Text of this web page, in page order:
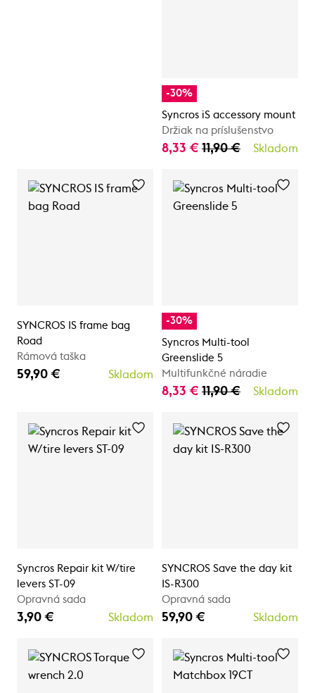
-30%
Syncros iS accessory mount
Držiak na príslušenstvo
8,33 € 11,90 € Skladom
SYNCROS IS frame bag
Road
Rámová taška
59,90 € Skladom
-30%
Syncros Multi-tool
Greenslide 5
Multifunkčné náradie
8,33 € 11,90 € Skladom
Syncros Repair kit W/tire
levers ST-09
Opravná sada
3,90 € Skladom
SYNCROS Save the day kit
IS-R300
Opravná sada
59,90 € Skladom